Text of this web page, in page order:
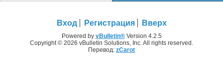
Вход Регистрация Вверх
Powered by vBulletin®Version 4.2.5
Copyright © 2026 vBulletin Solutions, Inc. All rights reserved.
Перевод: zCarot